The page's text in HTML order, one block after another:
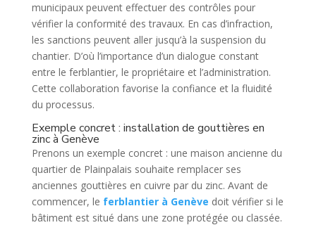
municipaux peuvent effectuer des contrôles pour
vérifier la conformité des travaux. En cas d’infraction,
les sanctions peuvent aller jusqu’à la suspension du
chantier. D’où l’importance d’un dialogue constant
entre le ferblantier, le propriétaire et l’administration.
Cette collaboration favorise la confiance et la fluidité
du processus.
Exemple concret : installation de gouttières en
zinc à Genève
Prenons un exemple concret : une maison ancienne du
quartier de Plainpalais souhaite remplacer ses
anciennes gouttières en cuivre par du zinc. Avant de
commencer, le ferblantier à Genève doit vérifier si le
bâtiment est situé dans une zone protégée ou classée.